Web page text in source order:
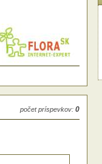
počet príspevkov: 0